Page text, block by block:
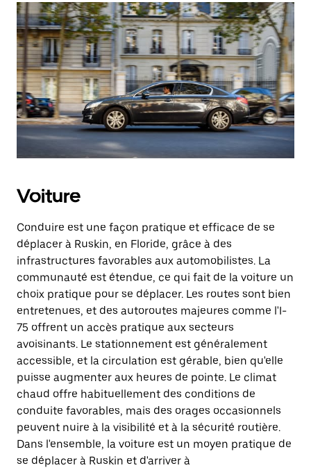
Voiture
Conduire est une façon pratique et efficace de se
déplacer à Ruskin, en Floride, grâce à des
infrastructures favorables aux automobilistes. La
communauté est étendue, ce qui fait de la voiture un
choix pratique pour se déplacer. Les routes sont bien
entretenues, et des autoroutes majeures comme l'I-
75 offrent un accès pratique aux secteurs
avoisinants. Le stationnement est généralement
accessible, et la circulation est gérable, bien qu'elle
puisse augmenter aux heures de pointe. Le climat
chaud offre habituellement des conditions de
conduite favorables, mais des orages occasionnels
peuvent nuire à la visibilité et à la sécurité routière.
Dans l'ensemble, la voiture est un moyen pratique de
se déplacer à Ruskin et d'arriver à